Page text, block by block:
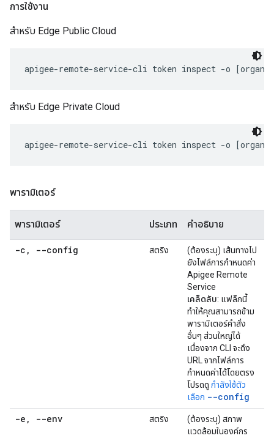
การใช้งาน
สำหรับ Edge Public Cloud
สำหรับ Edge Private Cloud
พารามิเตอร์
พารามิเตอร์ ประเภท คำอธิบาย
-c , --config สตริง
(ต้องระบุ) เส้นทางไป
ยังไฟล์การกำหนดค่า
Apigee Remote
Service
เคล็ดลับ: แฟล็กนี้
ทำให้คุณสามารถข้าม
พารามิเตอร์คำสั่ง
อื่นๆ ส่วนใหญ่ได้
เนื่องจาก CLI จะดึง
URL จากไฟล์การ
กำหนดค่าได้โดยตรง
โปรดดู กำลังใช้ตัว
เลือก --config
-e , --env สตริง
(ต้องระบุ) สภาพ
แวดล้อมในองค์กร